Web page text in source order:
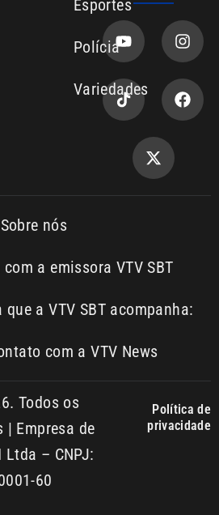
Esportes
Polícia
Variedades
Sobre nós
a emissora VTV SBT
a VTV SBT acompanha:
com a VTV News
Todos os
| Empresa de
Ltda – CNPJ:
60
Política de
privacidade